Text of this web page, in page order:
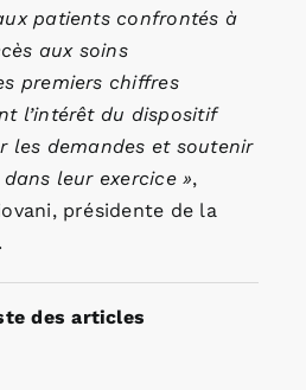
patients confrontés à
aux soins
premiers chiffres
l’intérêt du dispositif
les demandes et soutenir
leur exercice »,
présidente de la
des articles